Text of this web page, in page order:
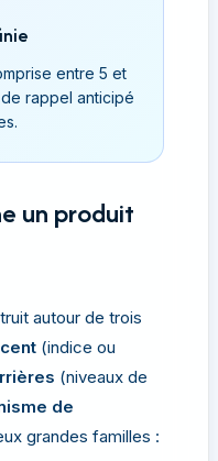
entre 5 et
rappel anticipé
un produit
autour de trois
(indice ou
(niveaux de
de
grandes familles :